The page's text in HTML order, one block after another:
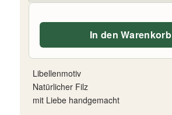
Libellenmotiv
Natürlicher Filz
mit Liebe handgemacht
In den Warenkorb